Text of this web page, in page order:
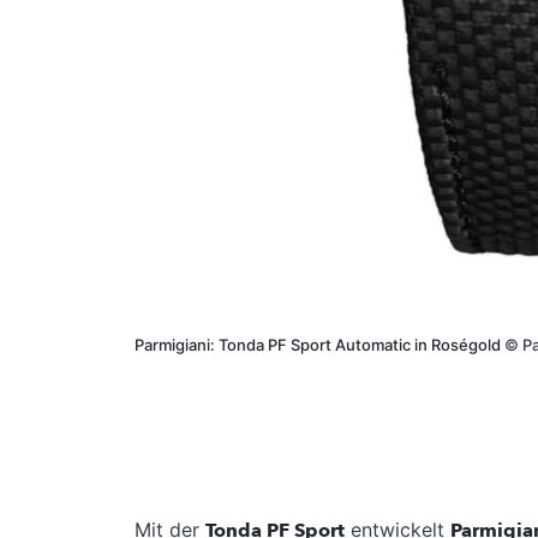
Parmigiani: Tonda PF Sport Automatic in Roségold ©
Mit der Tonda PF Sport entwickelt